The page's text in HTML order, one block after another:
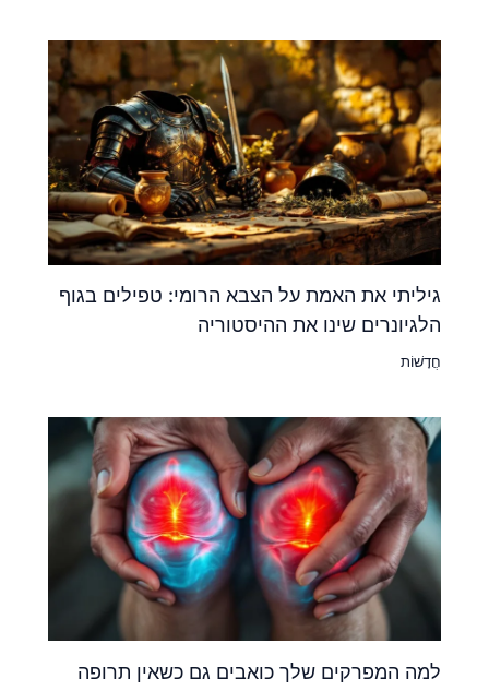
גיליתי את האמת על הצבא הרומי: טפילים בגוף
הלגיונרים שינו את ההיסטוריה
חֲדָשׁוֹת
למה המפרקים שלך כואבים גם כשאין תרופה